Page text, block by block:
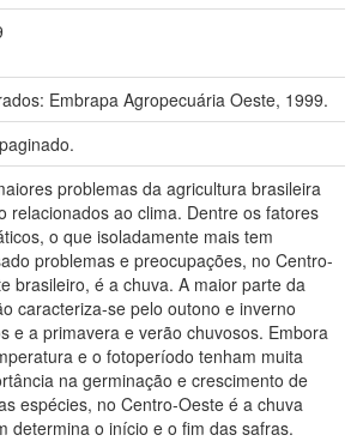
Embrapa Agropecuária Oeste, 1999.
problemas da agricultura brasileira
relacionados ao clima. Dentre os fatores
o que isoladamente mais tem
problemas e preocupações, no Centro-
brasileiro, é a chuva. A maior parte da
caracteriza-se pelo outono e inverno
e a primavera e verão chuvosos. Embora
e o fotoperíodo tenham muita
na germinação e crescimento de
espécies, no Centro-Oeste é a chuva
determina o início e o fim das safras.